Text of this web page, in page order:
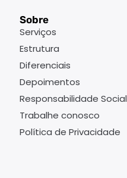
Sobre
Serviços
Estrutura
Diferenciais
Depoimentos
Responsabilidade Social
Trabalhe conosco
Política de Privacidade